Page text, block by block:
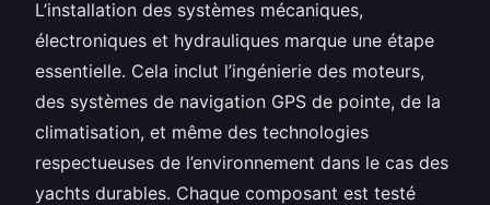
L’installation des systèmes mécaniques,
électroniques et hydrauliques marque une étape
essentielle. Cela inclut l’ingénierie des moteurs,
des systèmes de navigation GPS de pointe, de la
climatisation, et même des technologies
respectueuses de l’environnement dans le cas des
yachts durables. Chaque composant est testé